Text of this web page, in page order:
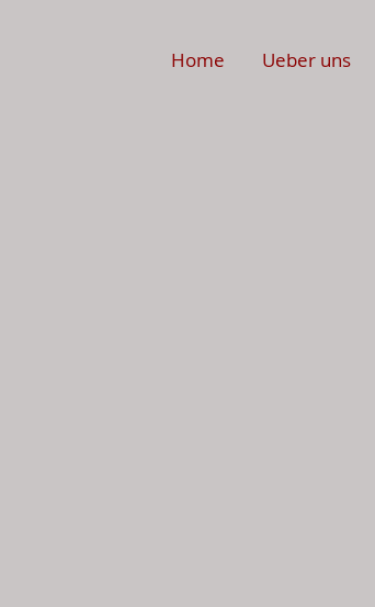
Home Ueber uns